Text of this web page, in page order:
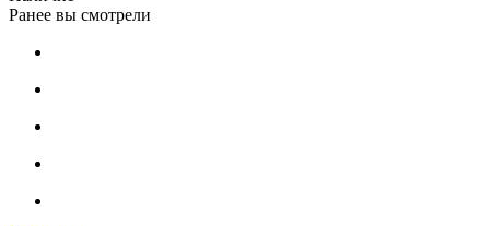
Ранее вы смотрели